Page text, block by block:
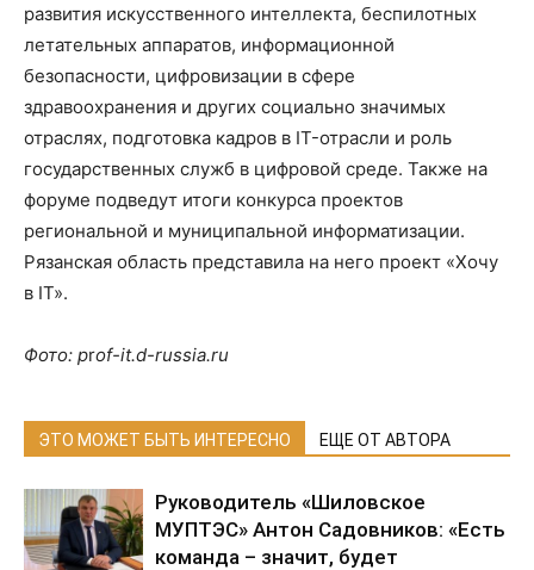
развития искусственного интеллекта, беспилотных
летательных аппаратов, информационной
безопасности, цифровизации в сфере
здравоохранения и других социально значимых
отраслях, подготовка кадров в IT-отрасли и роль
государственных служб в цифровой среде. Также на
форуме подведут итоги конкурса проектов
региональной и муниципальной информатизации.
Рязанская область представила на него проект «Хочу
в IT».
Фото: prof-it.d-russia.ru
ЭТО МОЖЕТ БЫТЬ ИНТЕРЕСНО ЕЩЕ ОТ АВТОРА
Руководитель «Шиловское
МУПТЭС» Антон Садовников: «Есть
команда – значит, будет